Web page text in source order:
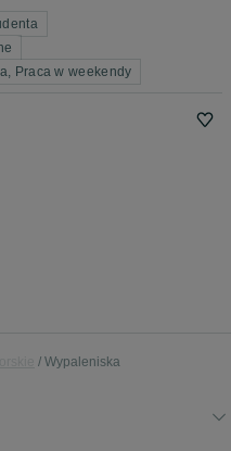
Praca w weekendy
Wypaleniska